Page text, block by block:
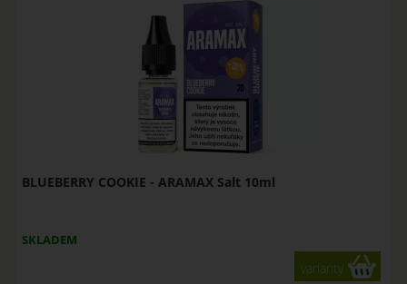
BLUEBERRY COOKIE - ARAMAX Salt 10ml
SKLADEM
varianty